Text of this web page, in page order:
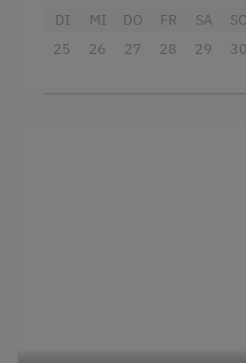
Doppelbett
Ausziehcouch
Handtücher
Kinderbett
DI
25
MI
26
DO
27
FR
28
SA
29
SO
30